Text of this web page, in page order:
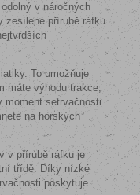
v náročných
zesílené přírubě ráfku
To umožňuje
máte výhodu trakce,
moment setrvačnosti
na horských
v přírubě ráfku je
třídě. Díky nízké
poskytuje